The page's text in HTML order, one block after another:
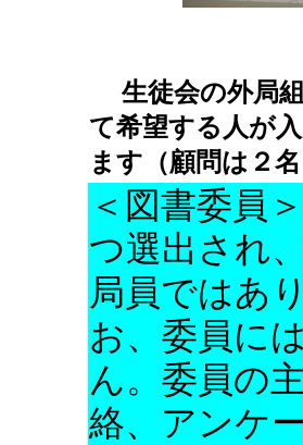
生徒会の外局
て希望する人が
ます（顧問は２名
＜図書委員
つ選出され
局員ではあ
お、委員に
ん。委員の
絡、アンケ